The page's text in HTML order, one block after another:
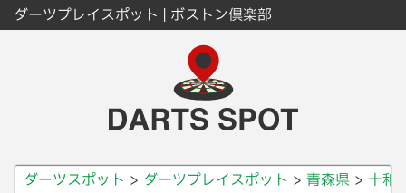
ダーツプレイスポット | ボストン倶楽部
ダーツスポット ダーツプレイスポット 青森県 十和